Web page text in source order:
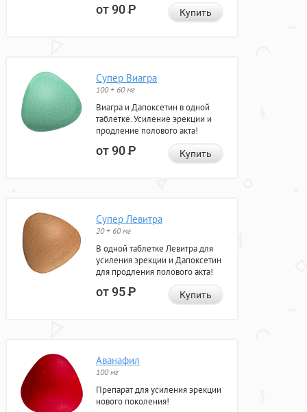
от 90Р Купить
Супер Виагра
100 + 60 мг
Виагра и Дапоксетин в одной
таблетке. Усиление эрекции и
продление полового акта!
от 90Р Купить
Супер Левитра
20 + 60 мг
В одной таблетке Левитра для
усиления эрекции и Дапоксетин
для продления полового акта!
от 95Р Купить
Аванафил
100 мг
Препарат для усиления эрекции
нового поколения!